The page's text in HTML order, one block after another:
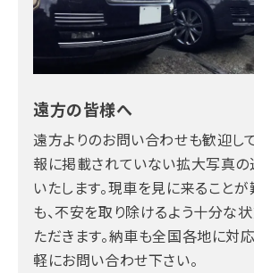
遠方の皆様へ
遠方よりのお問い合わせも歓迎し
報に掲載されていない拡大写真の
いたします。現車を見に来ること
も、不安を取り除けるよう十分な
ただきます。納車も全国各地に対
軽にお問い合わせ下さい。